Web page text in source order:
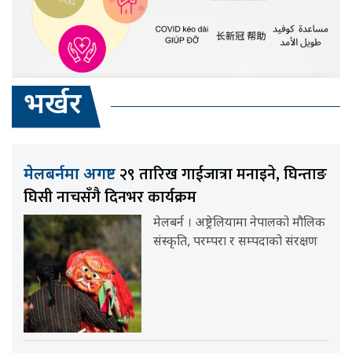
भर्खर
मेलबर्नमा अगष्ट २९ तारिख गाईजात्रा मनाइने, घिन्ताङ
घिसी नाचसँगै दिनभर कार्यक्रम
मेलबर्न । अष्ट्रेलियामा नेपालको मौलिक
संस्कृति, परम्परा र सम्पदाको संरक्षण